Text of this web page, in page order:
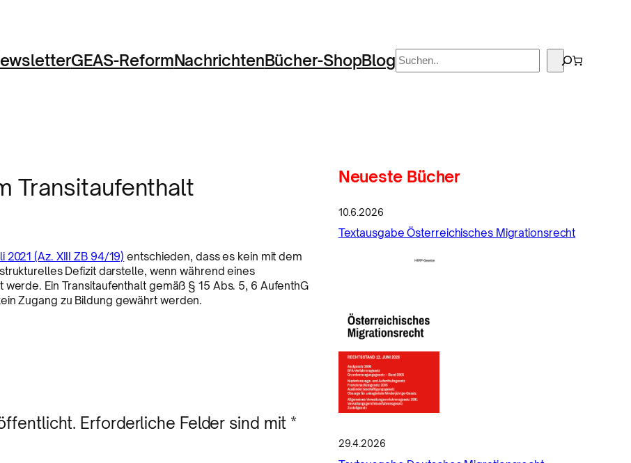
GEAS-ReformNachrichtenBücher-ShopBlog Suchen
Transitaufenthalt
2021 (Az. XIII ZB 94/19) entschieden, dass es kein mit dem
Defizit darstelle, wenn während eines
Ein Transitaufenthalt gemäß § 15 Abs. 5, 6 AufenthG
Zugang zu Bildung gewährt werden.
Erforderliche Felder sind mit *
Neueste Bücher
10.6.2026
Textausgabe Österreichisches Migrationsrecht
29.4.2026